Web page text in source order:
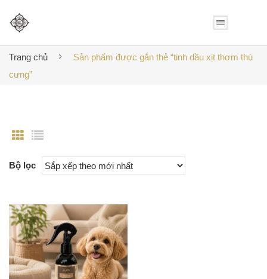
Trang chủ
Sản phẩm được gắn thẻ “tinh dầu xịt thơm thú
cưng”
Bộ lọc